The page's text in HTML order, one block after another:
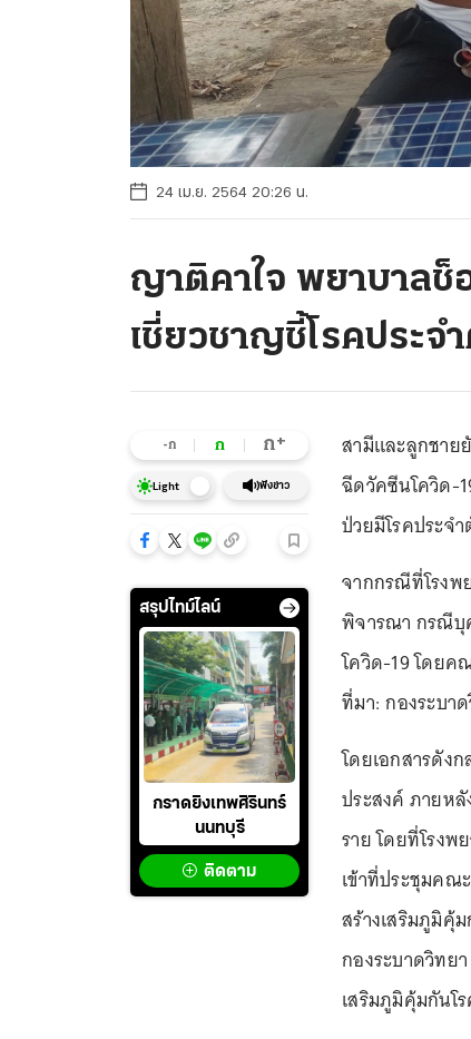
24 เม.ย. 2564 20:26 น.
ญาติคาใจ พยาบาล
เชี่ยวชาญชี้โรคประจ
-ก ก ก+
Light ฟังข่าว
สรุปไทม์ไลน์
กราดยิงเทพศิรินทร์
นนทบุรี
ติดตาม
สามีและลูกชาย
ฉีดวัคซีนโควิด-
ป่วยมีโรคประจ
จากกรณีที่โรงพ
พิจารณา กรณีบุ
โควิด-19 โดยค
ที่มา: กองระบา
โดยเอกสารดัง
ประสงค์ ภายหลั
ราย โดยที่โรงพ
เข้าที่ประชุมคณ
สร้างเสริมภูมิคุ้
กองระบาดวิทย
เสริมภูมิคุ้มกันโ